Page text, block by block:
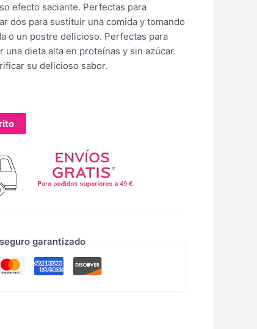
efecto saciante. Perfectas para
dos para sustituir una comida y tomando
o un postre delicioso. Perfectas para
una dieta alta en proteínas y sin azúcar.
su delicioso sabor.
garantizado